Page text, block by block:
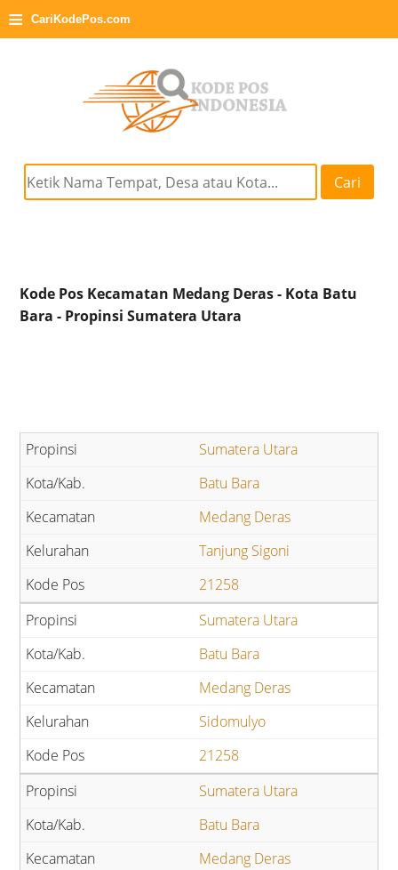
≡ CariKodePos.com
Cari
Kode Pos Kecamatan Medang Deras - Kota Batu
Bara - Propinsi Sumatera Utara
Sumatera Utara
Batu Bara
Medang Deras
Tanjung Sigoni
21258
Sumatera Utara
Batu Bara
Medang Deras
Sidomulyo
21258
Sumatera Utara
Batu Bara
Medang Deras